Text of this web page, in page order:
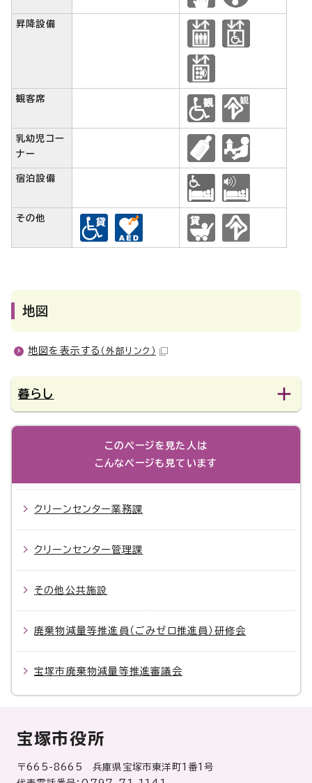
昇降設備
観客席
乳幼児コー
ナー
宿泊設備
その他
地図
地図を表示する （外部リンク）
暮らし
このページを見た人は
こんなページも見ています
クリーンセンター業務課
クリーンセンター管理課
その他公共施設
廃棄物減量等推進員（ごみゼロ推進員）研修会
宝塚市廃棄物減量等推進審議会
宝塚市役所
〒665-8665 兵庫県宝塚市東洋町1番1号